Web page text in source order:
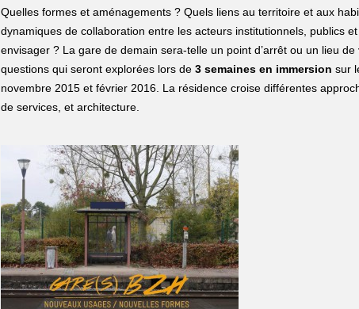
Quelles formes et aménagements ? Quels liens au territoire et aux
dynamiques de collaboration entre les acteurs institutionnels, publics
envisager ? La gare de demain sera-telle un point d’arrêt ou un lieu de
questions qui seront explorées lors de3 semaines en immersion sur
novembre 2015 et février 2016. La résidence croise différentes
de services, et architecture.